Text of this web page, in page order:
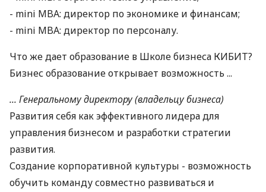
- mini MBA: директор по экономике и финансам;
- mini MBA: директор по персоналу.
Что же дает образование в Школе бизнеса КИБИТ?
Бизнес образование открывает возможность ...
... Генеральному директору (владельцу бизнеса)
Развития себя как эффективного лидера для
управления бизнесом и разработки стратегии
развития.
Создание корпоративной культуры - возможность
обучить команду совместно развиваться и